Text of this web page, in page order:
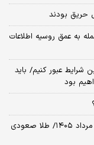
حریق بودند
به عمق روسیه اطلاعات
شرایط عبور کنیم/ باید
بود
پیش‌بینی قیمت طلا، دلار و سکه امروز دوشنبه ۱۹ مرداد ۱۴۰۵/ طلا صعودی